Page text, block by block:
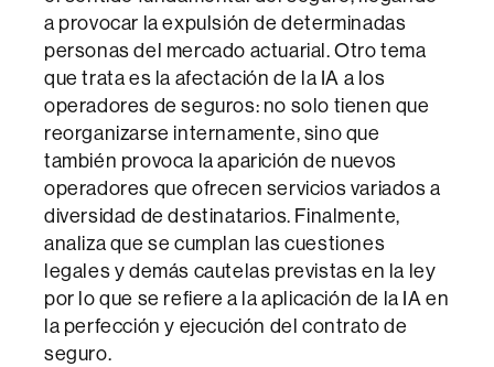
a provocar la expulsión de determinadas
personas del mercado actuarial. Otro tema
que trata es la afectación de la IA a los
operadores de seguros: no solo tienen que
reorganizarse internamente, sino que
también provoca la aparición de nuevos
operadores que ofrecen servicios variados a
diversidad de destinatarios. Finalmente,
analiza que se cumplan las cuestiones
legales y demás cautelas previstas en la ley
por lo que se refiere a la aplicación de la IA en
la perfección y ejecución del contrato de
seguro.